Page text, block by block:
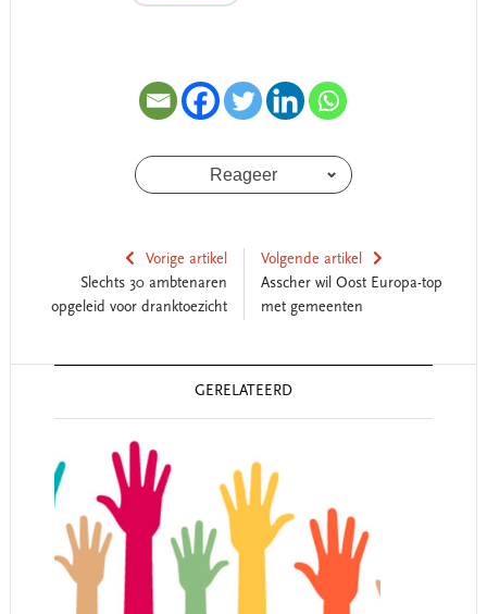
Reageer
Vorige artikel
Slechts 30 ambtenaren
opgeleid voor dranktoezicht
Volgende artikel
Asscher wil Oost Europa-top
met gemeenten
GERELATEERD